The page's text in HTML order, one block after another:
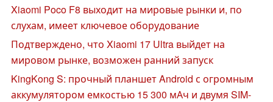
Xiaomi Poco F8 выходит на мировые рынки и, по
слухам, имеет ключевое оборудование
Подтверждено, что Xiaomi 17 Ultra выйдет на
мировом рынке, возможен ранний запуск
KingKong S: прочный планшет Android с огромным
аккумулятором емкостью 15 300 мАч и двумя SIM-